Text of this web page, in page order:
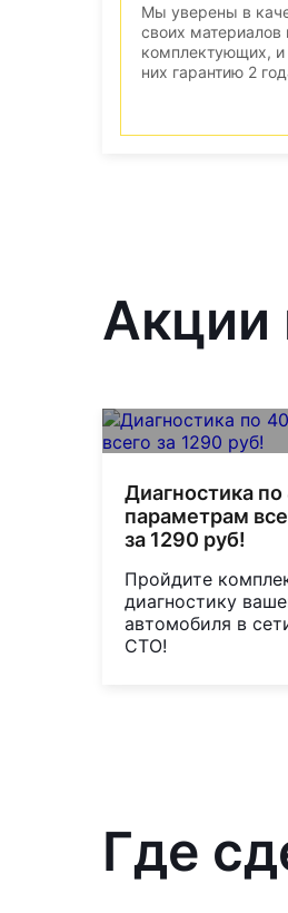
Мы уверены в
своих материалов
комплектующих,
них гарантию 2
Акции
Диагностика по
параметрам
за 1290 руб!
Пройдите
диагностику
автомобиля в
СТО!
Где